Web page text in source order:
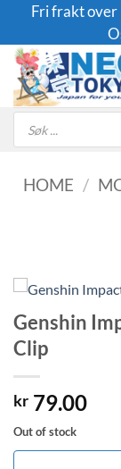
content
Fri frakt over
Products
search
HOME /
Genshin
Clip
kr 79.00
Out of stock